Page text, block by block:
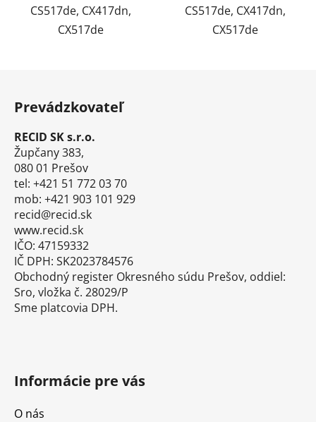
CS517de, CX417dn,
CX517de
CS517de, CX417dn,
CX517de
Prevádzkovateľ
RECID SK s.r.o.
Župčany 383,
080 01 Prešov
tel: +421 51 772 03 70
mob: +421 903 101 929
recid@recid.sk
www.recid.sk
IČO: 47159332
IČ DPH: SK2023784576
Obchodný register Okresného súdu Prešov, oddiel:
Sro, vložka č. 28029/P
Sme platcovia DPH.
Informácie pre vás
O nás